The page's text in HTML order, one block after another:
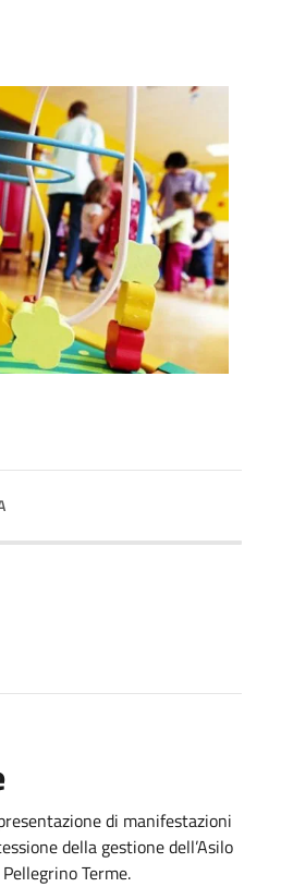
di manifestazioni
della gestione dell’Asilo
Terme.